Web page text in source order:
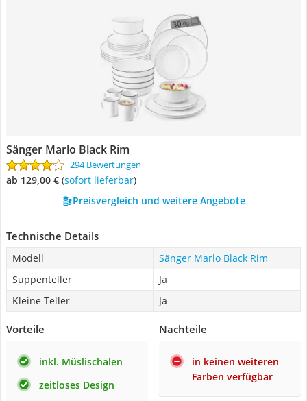
Sänger Marlo Black Rim
294 Bewertungen
ab 129,00 € ( Sofort lieferbar)
Preisvergleich und weitere Angebote
Technische Details
Modell
Sänger Marlo Black Rim
Suppenteller
Ja
Kleine Teller
Ja
Vorteile
inkl. Müslischalen
zeitloses Design
Nachteile
in keinen weiteren
Farben verfügbar